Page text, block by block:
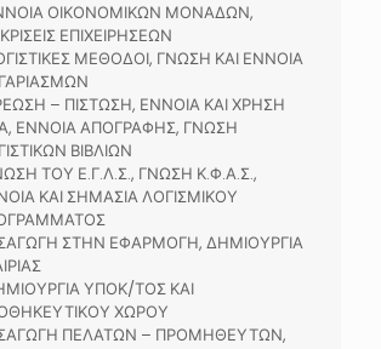
ΟΙΚΟΝΟΜΙΚΩΝ ΜΟΝΑΔΩΝ,
ΕΠΙΧΕΙΡΗΣΕΩΝ
ΜΕΘΟΔΟΙ, ΓΝΩΣΗ ΚΑΙ ΕΝΝΟΙΑ
– ΠΙΣΤΩΣΗ, ΕΝΝΟΙΑ ΚΑΙ ΧΡΗΣΗ
ΕΝΝΟΙΑ ΑΠΟΓΡΑΦΗΣ, ΓΝΩΣΗ
ΒΙΒΛΙΩΝ
ΤΟΥ Ε.Γ.Λ.Σ., ΓΝΩΣΗ Κ.Φ.Α.Σ.,
ΚΑΙ ΣΗΜΑΣΙΑ ΛΟΓΙΣΜΙΚΟΥ
ΣΤΗΝ ΕΦΑΡΜΟΓΗ, ΔΗΜΙΟΥΡΓΙΑ
ΥΠΟΚ/ΤΟΣ ΚΑΙ
ΧΩΡΟΥ
ΠΕΛΑΤΩΝ – ΠΡΟΜΗΘΕΥΤΩΝ,